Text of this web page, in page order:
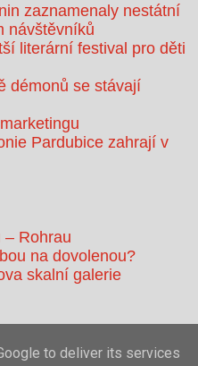
zaznamenaly nestátní
návštěvníků
literární festival pro děti
démonů se stávají
Pardubice zahrají v
– Rohrau
na dovolenou?
skalní galerie
to deliver its services